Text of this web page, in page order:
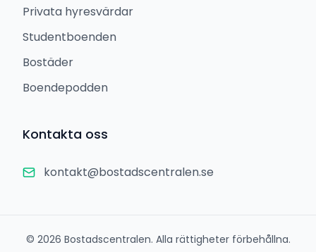
Privata hyresvärdar
Studentboenden
Bostäder
Boendepodden
Kontakta oss
kontakt@bostadscentralen.se
© 2026 Bostadscentralen. Alla rättigheter förbehållna.